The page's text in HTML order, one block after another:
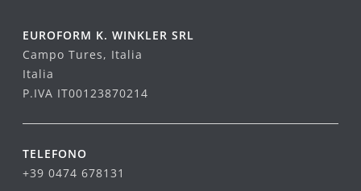
EUROFORM K. WINKLER SRL
Campo Tures, Italia
Italia
P.IVA IT00123870214
TELEFONO
+39 0474 678131